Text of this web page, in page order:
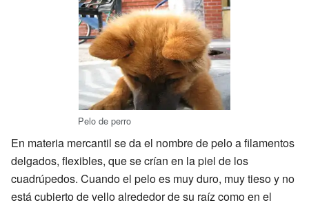
Pelo de perro
En materia mercantil se da el nombre de pelo a filamentos
delgados, flexibles, que se crían en la piel de los
cuadrúpedos. Cuando el pelo es muy duro, muy tieso y no
está cubierto de vello alrededor de su raíz como en el